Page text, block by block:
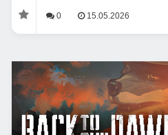
0 15.05.2026